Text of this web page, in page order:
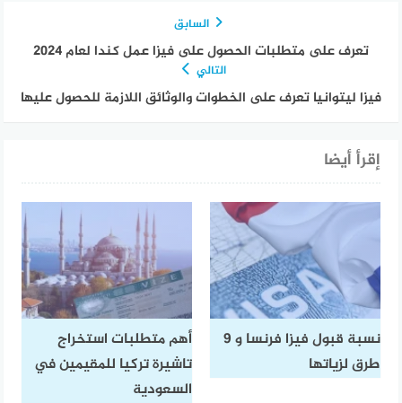
السابق
تعرف على متطلبات الحصول على فيزا عمل كندا لعام 2024
التالي
فيزا ليتوانيا تعرف على الخطوات والوثائق اللازمة للحصول عليها
إقرأ أيضا
نسبة قبول فيزا فرنسا و 9
طرق لزياتها
أهم متطلبات استخراج
تاشيرة تركيا للمقيمين في
السعودية